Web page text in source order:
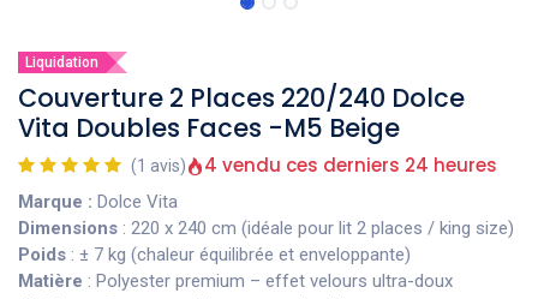
Liquidation
Couverture 2 Places 220/240 Dolce
Vita Doubles Faces -M5 Beige
(1 avis) 4 vendu ces derniers 24 heures
Marque : Dolce Vita
Dimensions : 220 x 240 cm (idéale pour lit 2 places / king size)
Poids : ± 7 kg (chaleur équilibrée et enveloppante)
Matière : Polyester premium – effet velours ultra-doux